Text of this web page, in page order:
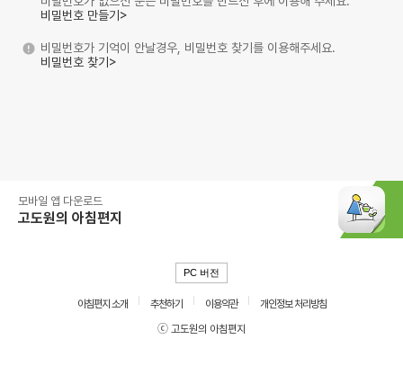
비밀번호 만들기>
비밀번호가 기억이 안날경우, 비밀번호 찾기를 이용해주세요.
비밀번호 찾기>
모바일 앱 다운로드
고도원의 아침편지
PC 버전
아침편지 소개 추천하기 이용약관
개인정보 처리방침
ⓒ 고도원의 아침편지